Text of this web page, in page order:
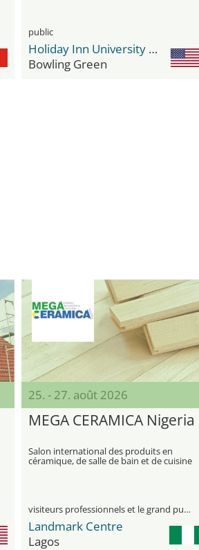
public
Holiday Inn University Plaza-Bowling Green by IHG
Bowling Green
25. - 27. août 2026
MEGA CERAMICA Nigeria
Salon international des produits en
céramique, de salle de bain et de cuisine
en Afrique de l'Ouest
visiteurs professionnels et le grand public
Landmark Centre
Lagos